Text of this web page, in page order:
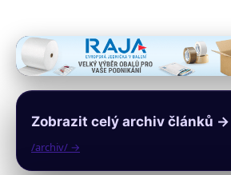
Zobrazit celý archiv článků →
/archiv/ →